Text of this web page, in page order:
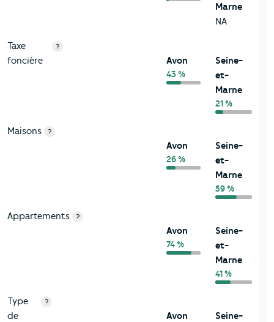
Marne
NA
Taxe
foncière
?
Avon
43 %
Seine-
et-
Marne
21 %
Maisons ?
Avon
26 %
Seine-
et-
Marne
59 %
Appartements ?
Avon
74 %
Seine-
et-
Marne
41 %
Type
de
?
Avon
Seine-